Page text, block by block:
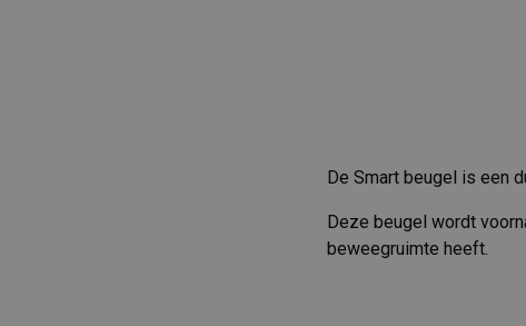
De Smart beugel is een
Deze beugel wordt
beweegruimte heeft.